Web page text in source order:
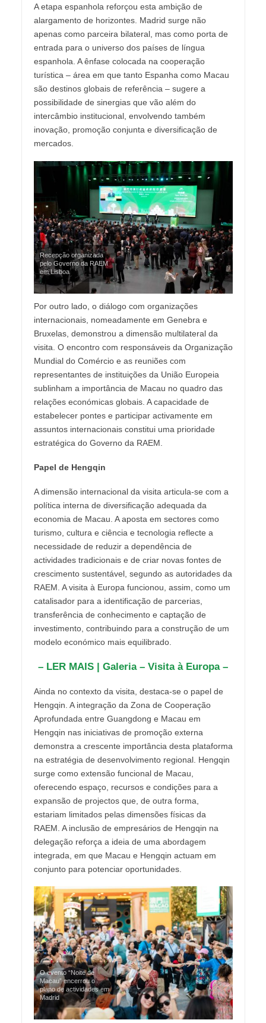
A etapa espanhola reforçou esta ambição de
alargamento de horizontes. Madrid surge não
apenas como parceira bilateral, mas como porta de
entrada para o universo dos países de língua
espanhola. A ênfase colocada na cooperação
turística – área em que tanto Espanha como Macau
são destinos globais de referência – sugere a
possibilidade de sinergias que vão além do
intercâmbio institucional, envolvendo também
inovação, promoção conjunta e diversificação de
mercados.
Recepção organizada
pelo Governo da RAEM
em Lisboa
Por outro lado, o diálogo com organizações
internacionais, nomeadamente em Genebra e
Bruxelas, demonstrou a dimensão multilateral da
visita. O encontro com responsáveis da Organização
Mundial do Comércio e as reuniões com
representantes de instituições da União Europeia
sublinham a importância de Macau no quadro das
relações económicas globais. A capacidade de
estabelecer pontes e participar activamente em
assuntos internacionais constitui uma prioridade
estratégica do Governo da RAEM.
Papel de Hengqin
A dimensão internacional da visita articula-se com a
política interna de diversificação adequada da
economia de Macau. A aposta em sectores como
turismo, cultura e ciência e tecnologia reflecte a
necessidade de reduzir a dependência de
actividades tradicionais e de criar novas fontes de
crescimento sustentável, segundo as autoridades da
RAEM. A visita à Europa funcionou, assim, como um
catalisador para a identificação de parcerias,
transferência de conhecimento e captação de
investimento, contribuindo para a construção de um
modelo económico mais equilibrado.
– LER MAIS | Galeria – Visita à Europa –
Ainda no contexto da visita, destaca-se o papel de
Hengqin. A integração da Zona de Cooperação
Aprofundada entre Guangdong e Macau em
Hengqin nas iniciativas de promoção externa
demonstra a crescente importância desta plataforma
na estratégia de desenvolvimento regional. Hengqin
surge como extensão funcional de Macau,
oferecendo espaço, recursos e condições para a
expansão de projectos que, de outra forma,
estariam limitados pelas dimensões físicas da
RAEM. A inclusão de empresários de Hengqin na
delegação reforça a ideia de uma abordagem
integrada, em que Macau e Hengqin actuam em
conjunto para potenciar oportunidades.
O evento “Noite de
Macau” encerrou o
plano de actividades em
Madrid